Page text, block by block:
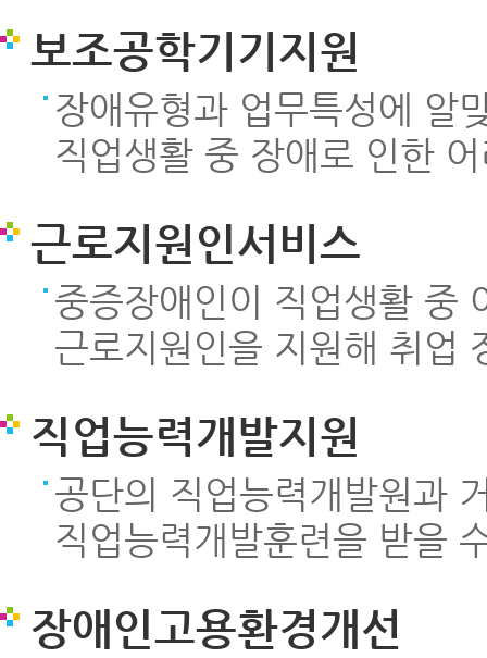
보조공학기기지원
장애유형과 업무특성에 알
직업생활 중 장애로 인한
근로지원인서비스
중증장애인이 직업생활 중
근로지원인을 지원해 취업
직업능력개발지원
공단의 직업능력개발원과
직업능력개발훈련을 받을
장애인고용환경개선